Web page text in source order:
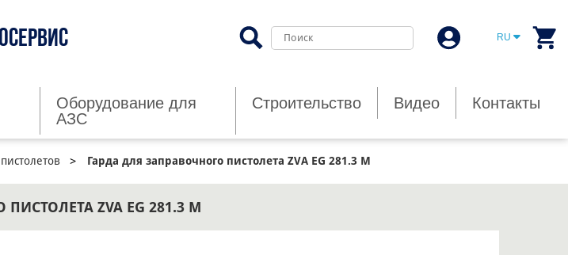
Оборудование для
АЗС
Строительство Видео Контакты
RU
Гарда для заправочного пистолета ZVA EG 281.3 М
ZVA EG 281.3 М